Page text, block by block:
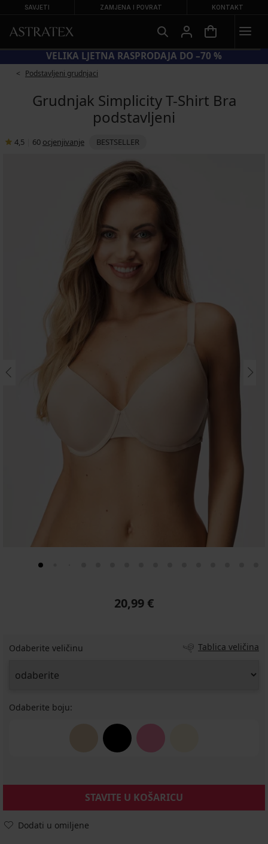
SAVJETI ZAMJENA I POVRAT KONTAKT
KOD SUN20 = −20 % NA SNIŽENE KUPAĆE KOSTIME
Podstavljeni grudnjaci
Grudnjak Simplicity T-Shirt Bra
podstavljeni
4,5 60 ocjenjivanje BESTSELLER
20,99 €
Odaberite veličinu Tablica veličina
Odaberite boju:
STAVITE U KOŠARICU
Dodati u omiljene